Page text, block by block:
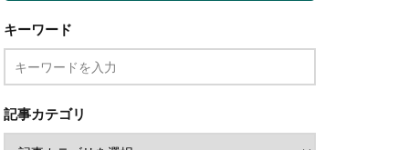
キーワード
記事カテゴリ